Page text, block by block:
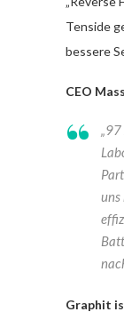
Tenside
bessere
CEO
uns
Graphit